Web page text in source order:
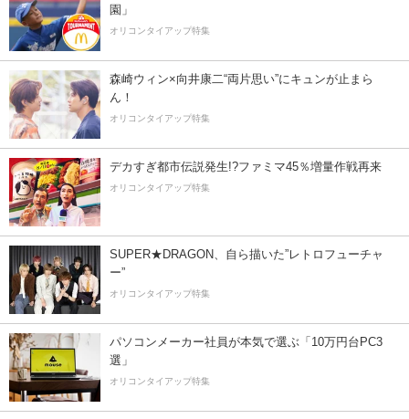
園」
オリコンタイアップ特集
森崎ウィン×向井康二“両片思い”にキュンが止まら
ん！
オリコンタイアップ特集
デカすぎ都市伝説発生!?ファミマ45％増量作戦再来
オリコンタイアップ特集
SUPER★DRAGON、自ら描いた”レトロフューチャ
ー”
オリコンタイアップ特集
パソコンメーカー社員が本気で選ぶ「10万円台PC3
選」
オリコンタイアップ特集